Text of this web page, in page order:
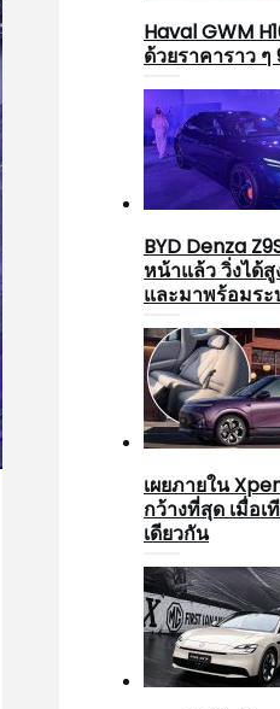
Haval GWM
ด้วยราคาราว
BYD Denza
หน้าแล้ว วิ่งได้สู
และมาพร้อมระ
เผยภายใน
กว้างที่สุด เมื่อ
เดียวกัน